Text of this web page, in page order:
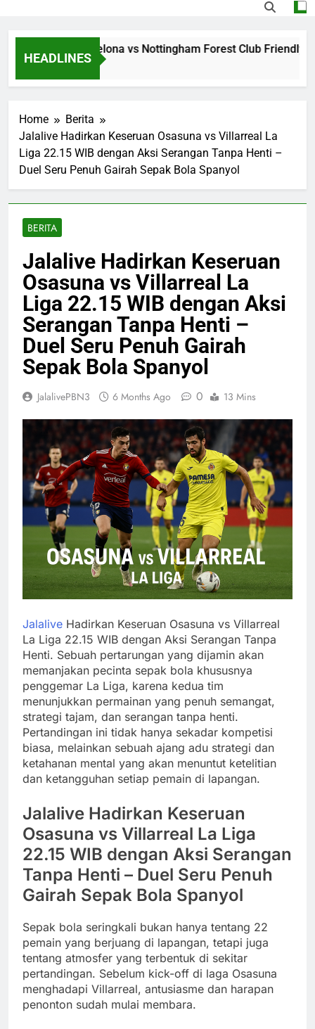
HEADLINES
Jalalive Barcelona vs Nottingham Forest Club Friendly
Home
Berita
Jalalive Hadirkan Keseruan Osasuna vs Villarreal La
Liga 22.15 WIB dengan Aksi Serangan Tanpa Henti –
Duel Seru Penuh Gairah Sepak Bola Spanyol
BERITA
Jalalive Hadirkan Keseruan
Osasuna vs Villarreal La
Liga 22.15 WIB dengan Aksi
Serangan Tanpa Henti –
Duel Seru Penuh Gairah
Sepak Bola Spanyol
JalalivePBN3 6 Months Ago 0 13 Mins
Jalalive Hadirkan Keseruan Osasuna vs Villarreal
La Liga 22.15 WIB dengan Aksi Serangan Tanpa
Henti. Sebuah pertarungan yang dijamin akan
memanjakan pecinta sepak bola khususnya
penggemar La Liga, karena kedua tim
menunjukkan permainan yang penuh semangat,
strategi tajam, dan serangan tanpa henti.
Pertandingan ini tidak hanya sekadar kompetisi
biasa, melainkan sebuah ajang adu strategi dan
ketahanan mental yang akan menuntut ketelitian
dan ketangguhan setiap pemain di lapangan.
Jalalive Hadirkan Keseruan
Osasuna vs Villarreal La Liga
22.15 WIB dengan Aksi Serangan
Tanpa Henti – Duel Seru Penuh
Gairah Sepak Bola Spanyol
Sepak bola seringkali bukan hanya tentang 22
pemain yang berjuang di lapangan, tetapi juga
tentang atmosfer yang terbentuk di sekitar
pertandingan. Sebelum kick-off di laga Osasuna
menghadapi Villarreal, antusiasme dan harapan
penonton sudah mulai membara.